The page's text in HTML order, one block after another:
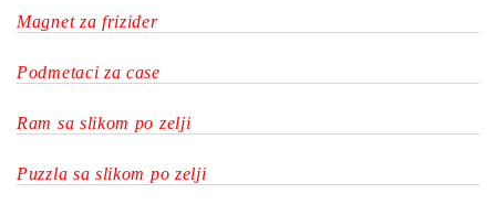
Magnet za frizider
Podmetaci za case
Ram sa slikom po zelji
Puzzla sa slikom po zelji